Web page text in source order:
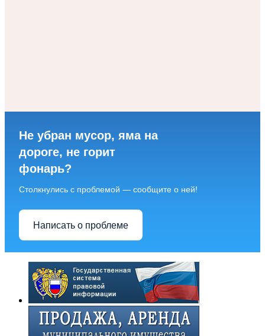
Не убран мусор, яма на
дороге, не горит
фонарь?
Столкнулись с проблемой — сообщите о ней!
Написать о проблеме